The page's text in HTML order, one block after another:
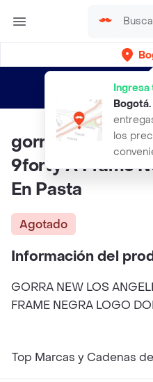
Bogotá.
los
envíos gratis
gorra New Los
9forty A Frame
En Pasta
Agotado
Información del
GORRA NEW LOS
FRAME NEGRA LOGO
Top Marcas y Cadenas